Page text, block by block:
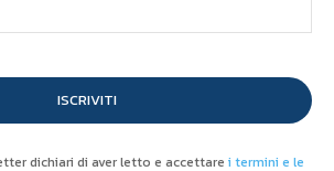
ISCRIVITI
dichiari di aver letto e accettare i termini e le